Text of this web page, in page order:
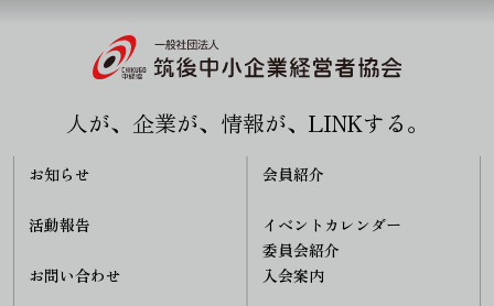
人が、企業が、情報が、LINKする。
お知らせ
活動報告
お問い合わせ
会員紹介
イベントカレンダー
委員会紹介
入会案内